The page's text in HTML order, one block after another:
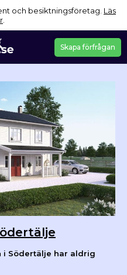
och besiktningsföretag. Läs
Skapa förfrågan
i Södertälje har aldrig